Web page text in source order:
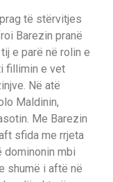
të stërvitjes
Barezin pranë
e parë në rolin e
fillimin e vet
Në atë
Maldinin,
Me Barezin
sfida me rrjeta
dominonin mbi
shumë i aftë në